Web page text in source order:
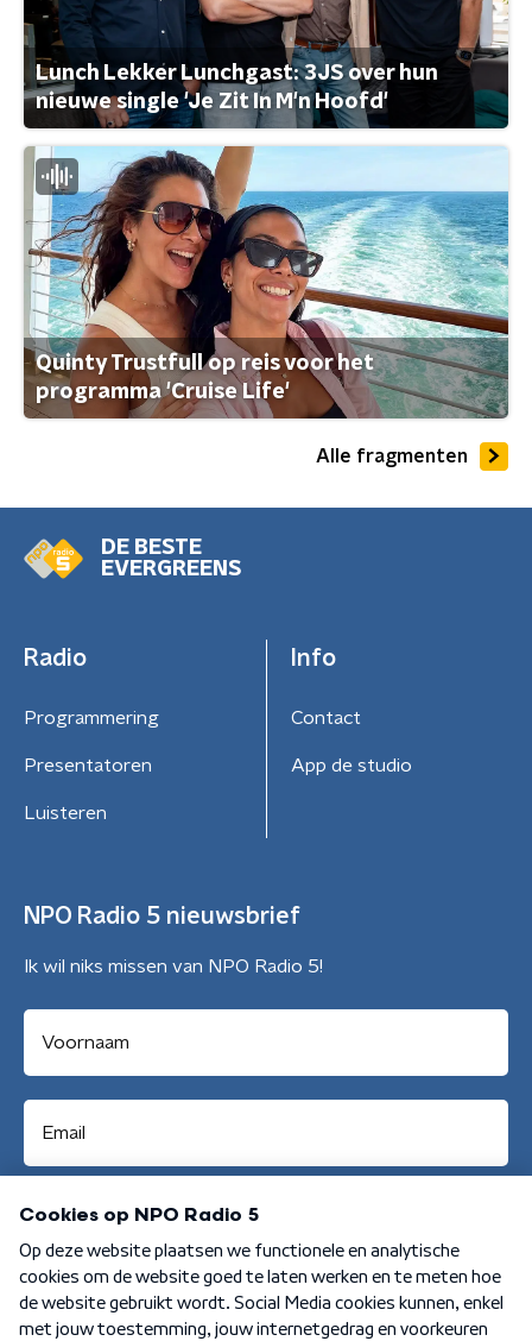
Lunch Lekker Lunchgast: 3JS over hun
nieuwe single 'Je Zit In M'n Hoofd'
Quinty Trustfull op reis voor het
programma 'Cruise Life'
Alle fragmenten
DE BESTE
EVERGREENS
Radio
Programmering
Presentatoren
Luisteren
Info
Contact
App de studio
NPO Radio 5 nieuwsbrief
Ik wil niks missen van NPO Radio 5!
Aanmelden
Algemene voorwaarden